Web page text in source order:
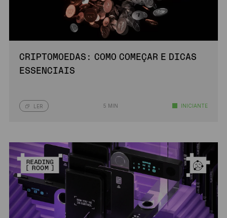
CRIPTOMOEDAS: COMO COMEÇAR E DICAS
ESSENCIAIS
LER 5 MIN INICIANTE